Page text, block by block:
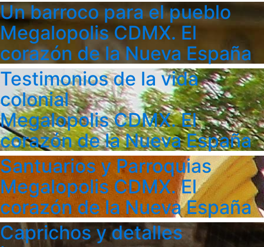
Un barroco para el pueblo
Megalopolis CDMX. El
corazón de la Nueva España
Testimonios de la vida
colonial
Megalopolis CDMX. El
corazón de la Nueva España
Santuarios y Parroquias
Megalopolis CDMX. El
corazón de la Nueva España
Caprichos y detalles